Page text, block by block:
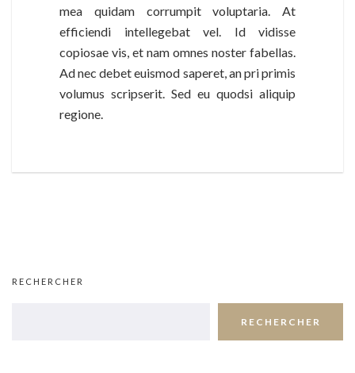
mea quidam corrumpit voluptaria. At
efficiendi intellegebat vel. Id vidisse
copiosae vis, et nam omnes noster fabellas.
Ad nec debet euismod saperet, an pri primis
volumus scripserit. Sed eu quodsi aliquip
regione.
RECHERCHER
RECHERCHER